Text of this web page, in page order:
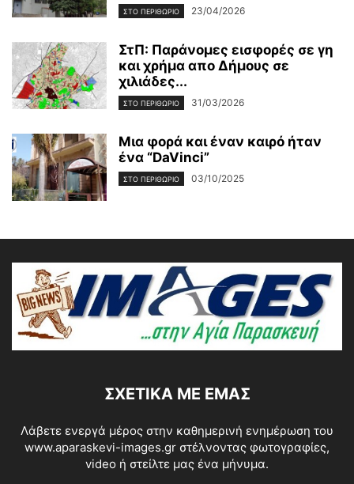
ΣΤΟ ΠΕΡΙΘΩΡΙΟ 23/04/2026
ΣτΠ: Παράνομες εισφορές σε γη
και χρήμα απο Δήμους σε
χιλιάδες...
ΣΤΟ ΠΕΡΙΘΩΡΙΟ 31/03/2026
Μια φορά και έναν καιρό ήταν
ένα “DaVinci”
ΣΤΟ ΠΕΡΙΘΩΡΙΟ 03/10/2025
ΣΧΕΤΙΚΆ ΜΕ ΕΜΆΣ
Λάβετε ενεργά μέρος στην καθημερινή ενημέρωση του
www.aparaskevi-images.gr στέλνοντας φωτογραφίες,
video ή στείλτε μας ένα μήνυμα.